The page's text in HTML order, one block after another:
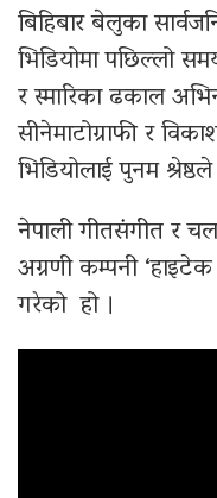
बिहिबार बेलुका
भिडियोमा पछिल्लो
र स्मारिका ढकाल
सीनेमाटोग्राफी र
भिडियोलाई पुनम
नेपाली गीतसंगीत र
अग्रणी कम्पनी
गरेको हो ।